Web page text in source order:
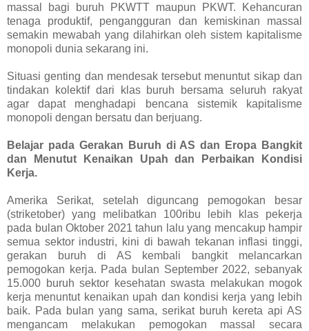
massal bagi buruh PKWTT maupun PKWT. Kehancuran
tenaga produktif, pengangguran dan kemiskinan massal
semakin mewabah yang dilahirkan oleh sistem kapitalisme
monopoli dunia sekarang ini.
Situasi genting dan mendesak tersebut menuntut sikap dan
tindakan kolektif dari klas buruh bersama seluruh rakyat
agar dapat menghadapi bencana sistemik kapitalisme
monopoli dengan bersatu dan berjuang.
Belajar pada Gerakan Buruh di AS dan Eropa Bangkit
dan Menutut Kenaikan Upah dan Perbaikan Kondisi
Kerja.
Amerika Serikat, setelah diguncang pemogokan besar
(striketober) yang melibatkan 100ribu lebih klas pekerja
pada bulan Oktober 2021 tahun lalu yang mencakup hampir
semua sektor industri, kini di bawah tekanan inflasi tinggi,
gerakan buruh di AS kembali bangkit melancarkan
pemogokan kerja. Pada bulan September 2022, sebanyak
15.000 buruh sektor kesehatan swasta melakukan mogok
kerja menuntut kenaikan upah dan kondisi kerja yang lebih
baik. Pada bulan yang sama, serikat buruh kereta api AS
mengancam melakukan pemogokan massal secara